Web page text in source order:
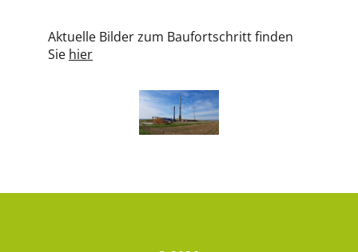
Aktuelle Bilder zum Baufortschritt finden
Sie hier